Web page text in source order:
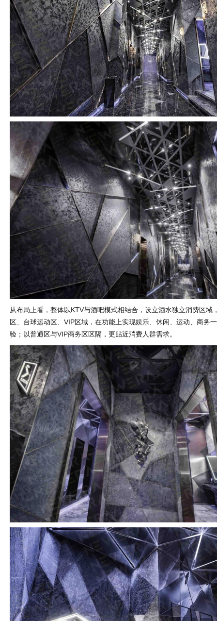
从布局上看，整体以KTV与酒吧模式相结合，设立酒水独立消费区域
区、台球运动区、VIP区域，在功能上实现娱乐、休闲、运动、商务
验；以普通区与VIP商务区区隔，更贴近消费人群需求。